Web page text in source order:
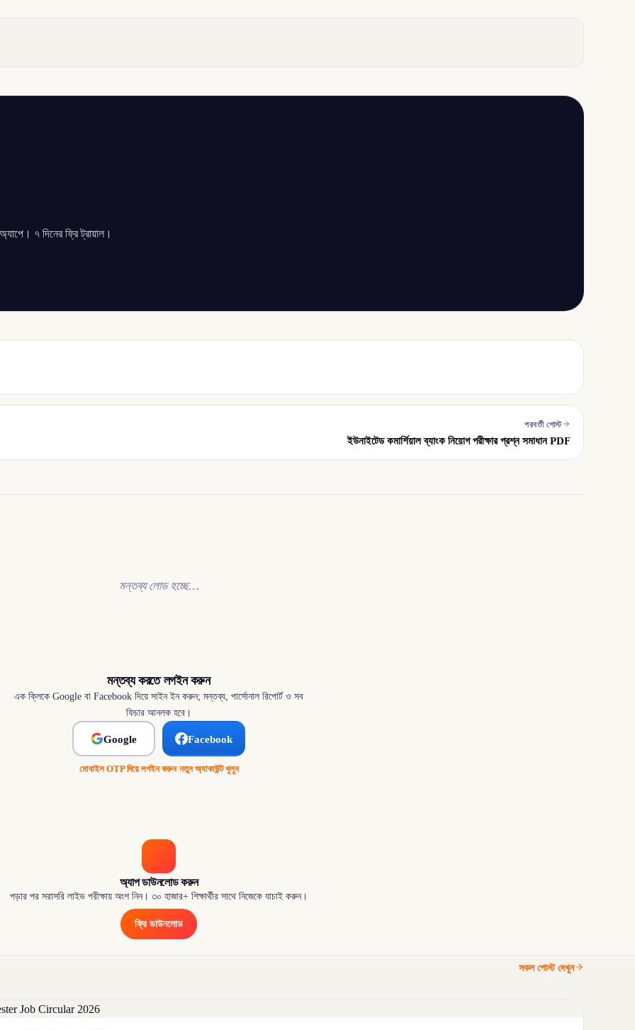
৭ দিনের ফ্রি ট্রায়াল।
পরবর্তী পোস্ট
ইউনাইটেড কমার্শিয়াল ব্যাংক নিয়োগ পরীক্ষার প্রশ্ন সমাধান PDF
মন্তব্য লোড হচ্ছে…
মন্তব্য করতে লগইন করুন
এক ক্লিকে Google বা Facebook দিয়ে সাইন ইন করুন; মন্তব্য, পার্সোনাল রিপোর্ট ও সব
ফিচার আনলক হবে।
Google Facebook
মোবাইল OTP দিয়ে লগইন করুন·নতুন অ্যাকাউন্ট খুলুন
অ্যাপ ডাউনলোড করুন
পড়ার পর সরাসরি লাইভ পরীক্ষায় অংশ নিন। ৩০ হাজার+ শিক্ষার্থীর সাথে নিজেকে যাচাই করুন।
ফ্রি ডাউনলোড
সকল পোস্ট দেখুন